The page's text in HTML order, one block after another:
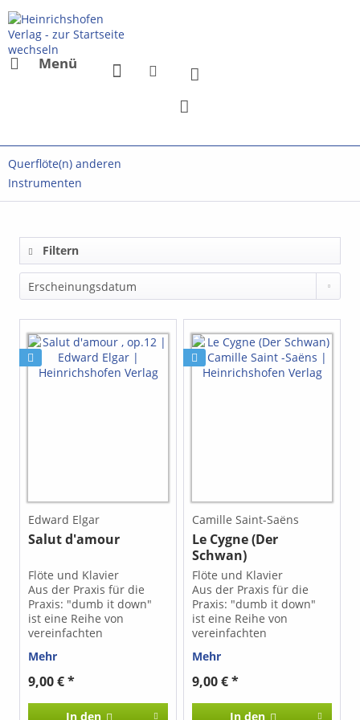
Menü
Querflöte(n) anderen
Instrumenten
Filtern
Edward Elgar
Salut d'amour
Flöte und Klavier
Aus der Praxis für die
Praxis: "dumb it down"
ist eine Reihe von
vereinfachten
Standardwerken
verschiedener
Instrumente, die auch
Klavierspielenden ohne
Mehr
9,00 € *
In den
Camille Saint-Saëns
Le Cygne (Der
Schwan)
Flöte und Klavier
Aus der Praxis für die
Praxis: "dumb it down"
ist eine Reihe von
vereinfachten
Philip Lehmann zu
Standardwerken
verschiedener
Instrumente, die auch
Mehr
9,00 € *
In den